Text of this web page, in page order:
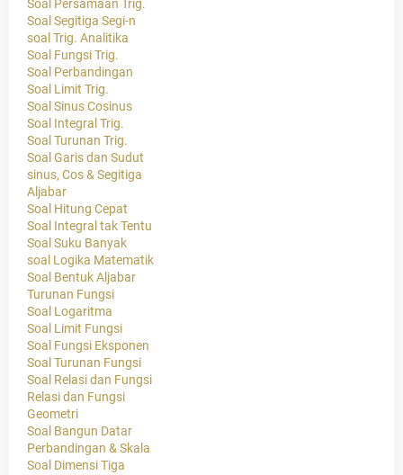
Soal Persamaan Trig.
Soal Segitiga Segi-n
soal Trig. Analitika
Soal Fungsi Trig.
Soal Perbandingan
Soal Limit Trig.
Soal Sinus Cosinus
Soal Integral Trig.
Soal Turunan Trig.
Soal Garis dan Sudut
sinus, Cos & Segitiga
Aljabar
Soal Hitung Cepat
Soal Integral tak Tentu
Soal Suku Banyak
soal Logika Matematik
Soal Bentuk Aljabar
Turunan Fungsi
Soal Logaritma
Soal Limit Fungsi
Soal Fungsi Eksponen
Soal Turunan Fungsi
Soal Relasi dan Fungsi
Relasi dan Fungsi
Geometri
Soal Bangun Datar
Perbandingan & Skala
Soal Dimensi Tiga